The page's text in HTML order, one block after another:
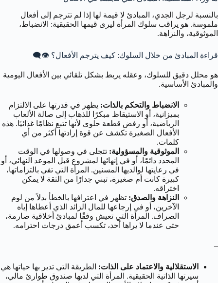
بالنسبة لرجل الجدي، المبادئ لا قيمة لها إذا لم تترجم إلى أفعال
ملموسة. هو يراقب سلوك المرأة ليرى قيمها الحقيقية: الانضباط،
الموثوقية، والنزاهة.
قراءة المبادئ من خلال السلوك: كيف يترجم الأفعال؟ 👁️‍🗨️
هو محلل دقيق للسلوك، وعقله يربط بشكل تلقائي بين الأفعال اليومية
والمبادئ الأساسية.
الانضباط والتحكم بالذات: يظهر في قدرتها على الالتزام
بميزانية، أو الاستيقاظ مبكرًا للذهاب إلى صالة الألعاب
الرياضية، أو رفض قطعة حلوى لأنها تتبع نظامًا غذائيًا. هذه
الأفعال الصغيرة تكشف عن قوة إرادتها أكثر من أي
كلمات.
الموثوقية والمسؤولية: تتجلى في وصولها في الوقت
المحدد دائمًا، أو في إنهائها لمشروع قبل الموعد النهائي، أو
في رعايتها لوالديها المسنين. المرأة التي تفي بالتزاماتها،
كبيرة كانت أم صغيرة، تبني جدارًا من الثقة لا يمكن
اختراقه.
النزاهة والصدق: تظهر في اعترافها بالخطأ بدلاً من لوم
الآخرين، أو في إرجاعها للمال الزائد الذي أعطاها إياه
الصراف. المرأة التي تعيش وفقًا لمبادئ أخلاقية صارمة،
حتى عندما لا يراها أحد، تكسب أعمق درجات احترامه.
–
الاستقلالية والاعتماد على الذات: الطريقة التي تدير بها حياتها هي
سيرتها الذاتية الحقيقية. المرأة التي لديها صندوق طوارئ مالي،